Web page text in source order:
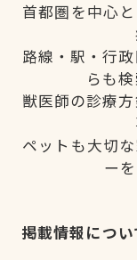
首都圏を中心
路線・駅・行
らも
獣医師の診療
ペットも大切
ー
掲載情報につい